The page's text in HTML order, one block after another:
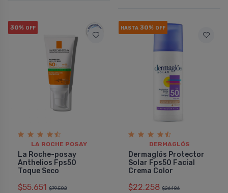
30% OFF
LA ROCHE POSAY
La Roche-posay
Anthelios Fps50
Toque Seco
$55.651 $79.502
HASTA 30% OFF
DERMAGLÓS
Dermaglós Protector
Solar Fps50 Facial
Crema Color
$22.258 $26.186